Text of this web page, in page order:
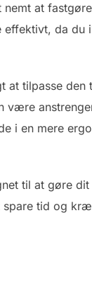
at
effektivt, da
tilpasse
være
i en mere
til at gøre
spare tid og